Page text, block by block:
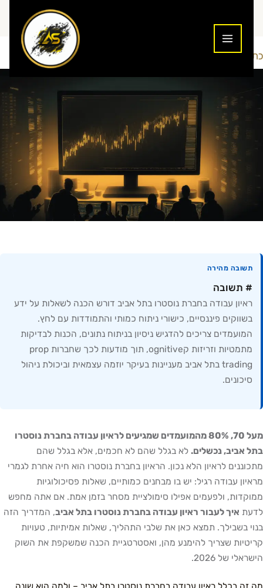
כתיבת תגובה Addiction To Success
תשובה מהירה
# תשובה
ראיון עבודה בחברת נוסטרו בתל אביב דורש הכנה לשאלות על ידע
בשווקים פיננסיים, כישורי ניתוח כמותי והתמודדות עם לחץ.
המועמדים צריכים להדגיש ניסיון בניתוח נתונים, הכנות לבדיקות
מתמטיות וזריזות קognitive, תוך מודעות לכך שחברות prop
trading בתל אביב מעניינות בעיקר יוזמה עצמאית וביכולת ניהול
סיכונים.
מעל 70, 80% מהמועמדים שמגיעים לראיון עבודה בחברת נוסטרו
בתל אביב, נכשלים. לא בגלל שהם לא חכמים, אלא בגלל שהם
מתכוננים לראיון הלא נכון. הראיון בחברת נוסטרו הוא חיה אחרת לגמרי
מראיון עבודה רגיל: יש בו מבחנים כמותיים, שאלות פסיכולוגיות
ממוקדות, ולפעמים אפילו סימולציית מסחר בזמן אמת. אם אתה מחפש
לדעת איך לעבור ראיון עבודה בחברת נוסטרו בתל אביב, המדריך הזה
בנוי בשבילך. תמצא כאן את שלבי התהליך, שאלות אמיתיות, טעויות
קריטיות שצריך להימנע מהן, ואסטרטגיית הכנה שמשקפת את השוק
הישראלי של 2026.